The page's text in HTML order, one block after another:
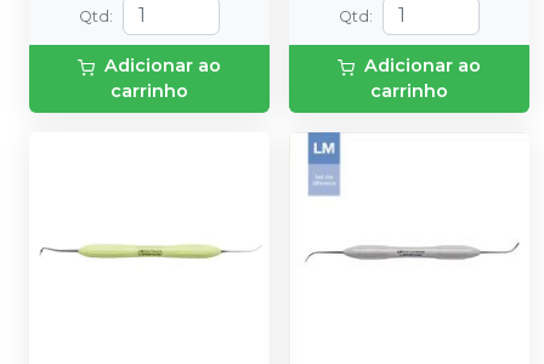
Qtd :
Adicionar ao
carrinho
Qtd :
Adicionar ao
carrinho